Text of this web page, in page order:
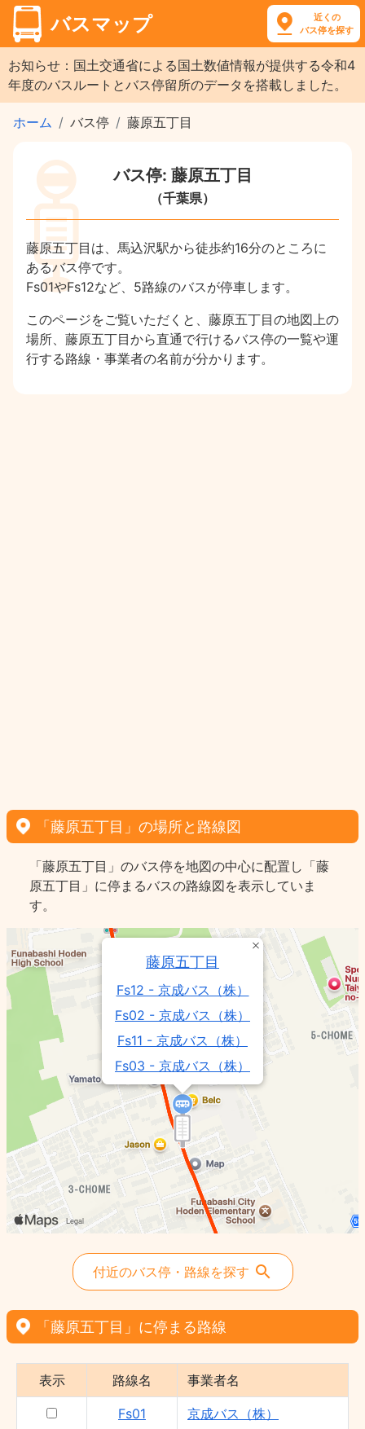
バスマップ
近くの
バス停を探す
お知らせ：国土交通省による国土数値情報が提供する令和4
年度のバスルートとバス停留所のデータを搭載しました。
ホーム バス停 藤原五丁目
バス停: 藤原五丁目
（千葉県）
藤原五丁目は、馬込沢駅から徒歩約16分のところに
あるバス停です。
Fs01やFs12など、5路線のバスが停車します。
このページをご覧いただくと、藤原五丁目の地図上の
場所、藤原五丁目から直通で行けるバス停の一覧や運
行する路線・事業者の名前が分かります。
「藤原五丁目」の場所と路線図
「藤原五丁目」のバス停を地図の中心に配置し「藤
原五丁目」に停まるバスの路線図を表示していま
す。
藤原五丁目
Fs12 - 京成バス（株）
Fs02 - 京成バス（株）
Fs11 - 京成バス（株）
Fs03 - 京成バス（株）
Fs01 - 京成バス（株）
付近のバス停・路線を探す
「藤原五丁目」に停まる路線
表示 路線名 事業者名
Fs01 京成バス（株）